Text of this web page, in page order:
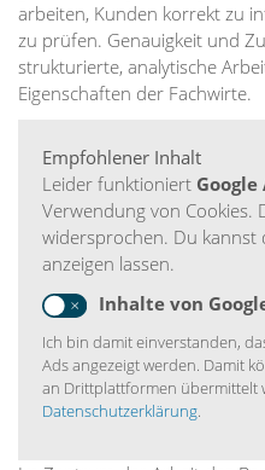
arbeiten, Kunden korrekt zu
zu prüfen. Genauigkeit und
strukturierte, analytische
Eigenschaften der Fachwirte.
Empfohlener Inhalt
Leider funktioniert Google
Verwendung von Cookies.
widersprochen. Du kannst
anzeigen lassen.
Inhalte von
Ich bin damit einverstanden,
Ads angezeigt werden. Damit
an Drittplattformen übermittelt
Datenschutzerklärung.